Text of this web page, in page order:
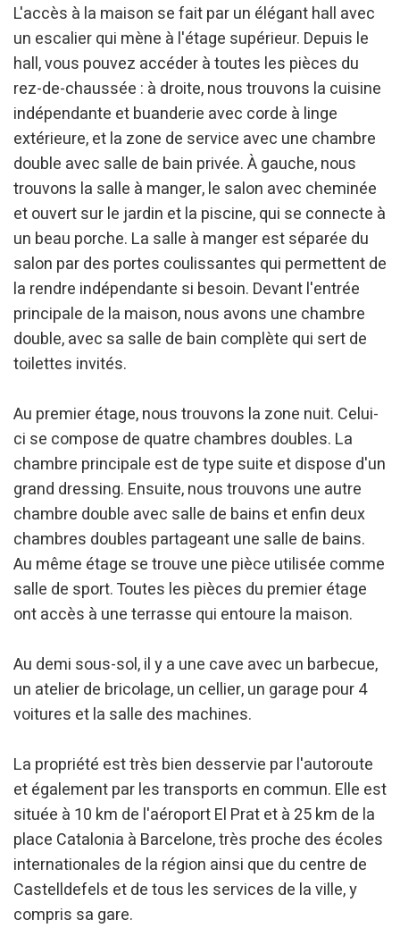
L'accès à la maison se fait par un élégant hall avec
un escalier qui mène à l'étage supérieur. Depuis le
hall, vous pouvez accéder à toutes les pièces du
rez-de-chaussée : à droite, nous trouvons la cuisine
indépendante et buanderie avec corde à linge
extérieure, et la zone de service avec une chambre
double avec salle de bain privée. À gauche, nous
trouvons la salle à manger, le salon avec cheminée
et ouvert sur le jardin et la piscine, qui se connecte à
un beau porche. La salle à manger est séparée du
salon par des portes coulissantes qui permettent de
la rendre indépendante si besoin. Devant l'entrée
principale de la maison, nous avons une chambre
double, avec sa salle de bain complète qui sert de
toilettes invités.
Au premier étage, nous trouvons la zone nuit. Celui-
ci se compose de quatre chambres doubles. La
chambre principale est de type suite et dispose d'un
grand dressing. Ensuite, nous trouvons une autre
chambre double avec salle de bains et enfin deux
chambres doubles partageant une salle de bains.
Au même étage se trouve une pièce utilisée comme
salle de sport. Toutes les pièces du premier étage
ont accès à une terrasse qui entoure la maison.
Au demi sous-sol, il y a une cave avec un barbecue,
un atelier de bricolage, un cellier, un garage pour 4
voitures et la salle des machines.
La propriété est très bien desservie par l'autoroute
et également par les transports en commun. Elle est
située à 10 km de l'aéroport El Prat et à 25 km de la
place Catalonia à Barcelone, très proche des écoles
internationales de la région ainsi que du centre de
Castelldefels et de tous les services de la ville, y
compris sa gare.
Modifier les cookies
Technique et Fonctionnel
Toujours actif
Ce site Web utilise ses propres cookies pour collecter des
informations afin d'améliorer nos services. Si vous
continuez à naviguer, vous acceptez leur installation.
L'utilisateur a la possibilité de configurer son navigateur,
pouvant, s'il le souhaite, empêcher leur installation sur son
disque dur, même s'il doit garder à l'esprit qu'une telle
Analyse et Personnalisation
type de cookies sont utilisées pour mesurer l'activité du
Web pour l'élaboration des profils de navigation des
utilisateurs afin d'introduire des améliorations basées sur
l'analyse des données d'utilisation effectuée par les
utilisateurs du service. . Ils nous permettent de
sauvegarder les informations de préférence de l'utilisateur
pour améliorer la qualité de nos services et offrir une
meilleure expérience grâce aux produits recommandés.